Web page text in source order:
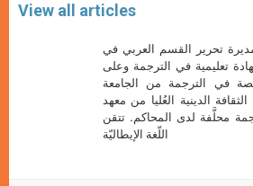
View all articles
تحرير القسم العربي في
تعليمية في الترجمة وعلى
في الترجمة من الجامعة
الدينية العُليا من معهد
محلَّفة لدى المحاكم. تتقن
اللّغة الإيطاليّة